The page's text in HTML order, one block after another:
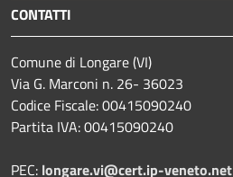
CONTATTI
Comune di Longare (VI)
Via G. Marconi n. 26- 36023
Codice Fiscale: 00415090240
Partita IVA: 00415090240
PEC: longare.vi@cert.ip-veneto.net